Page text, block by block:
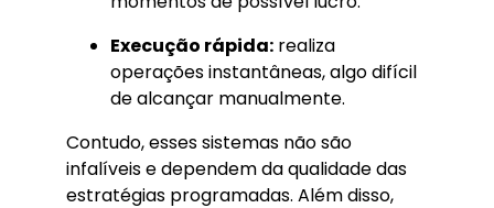
Execução rápida: realiza
operações instantâneas, algo difícil
de alcançar manualmente.
Contudo, esses sistemas não são
infalíveis e dependem da qualidade das
estratégias programadas. Além disso,